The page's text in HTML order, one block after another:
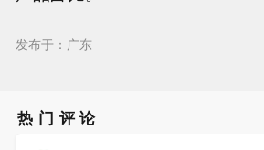
发布于：广东
热门评论